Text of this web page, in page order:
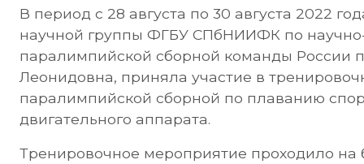
В период с 28 августа по 30 августа 2022
научной группы ФГБУ СПбНИИФК по
паралимпийской сборной команды России
Леонидовна, приняла участие в
паралимпийской сборной по плаванию
двигательного аппарата.
Тренировочное мероприятие проходило